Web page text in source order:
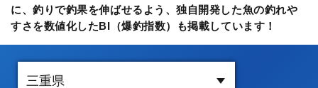
に、釣りで釣果を伸ばせるよう、独自開発した魚の釣れや
すさを数値化したBI（爆釣指数）も掲載しています！